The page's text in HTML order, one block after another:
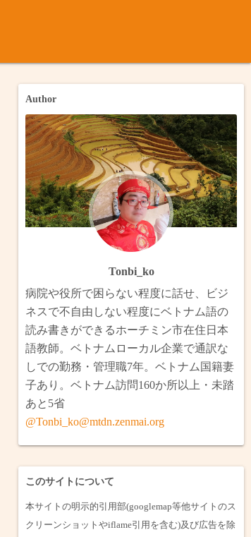
ついて
完）
南部縦断
部・ベトナム・台湾
・ラオス・カンボジア
完）
ン（完）
完）
完）
ゾー県とゴーコン市・メコン川の渡し船巡り（
ィンロン・タンラップ水上村・スヴァイリエン
ングとチャムチム（完）
ブンタウへ（完）
イニン省小旅行（完）
を見に行く（完）
と水上住宅を見に行く（完）
イク旅（完）
Author
Tonbi_ko
病院や役所で困らない程度に話せ、ビジ
ネスで不自由しない程度にベトナム語の
読み書きができるホーチミン市在住日本
語教師。ベトナムローカル企業で通訳な
しでの勤務・管理職7年。ベトナム国籍妻
子あり。ベトナム訪問160か所以上・未踏
あと5省
@Tonbi_ko@mtdn.zenmai.org
このサイトについて
本サイトの明示的引用部(googlemap等他サイトのス
クリーンショットやiflame引用を含む)及び広告を除